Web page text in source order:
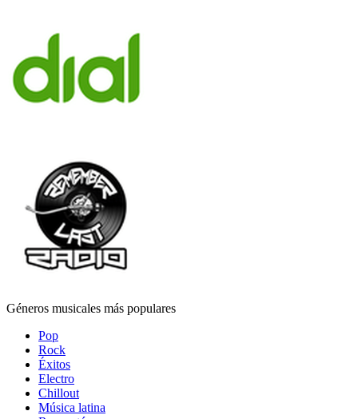
Géneros musicales más populares
Pop
Rock
Éxitos
Electro
Chillout
Música latina